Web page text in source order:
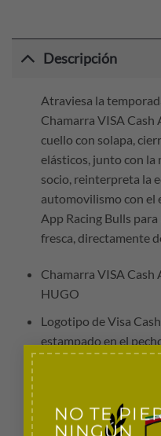
NO TE
NINGÚN
Descripción
Atraviesa la
Chamarra VISA Cash
cuello con solapa,
elásticos, junto con la
socio, reinterpreta la
automovilismo con el
App Racing Bulls
fresca, directamente
Chamarra VISA Cash
HUGO
Logotipo de Visa
estampado en el
Puños elásticos